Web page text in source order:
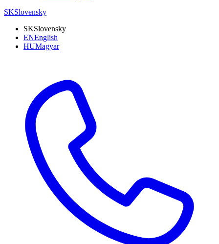
SKSlovensky
SKSlovensky
ENEnglish
HUMagyar